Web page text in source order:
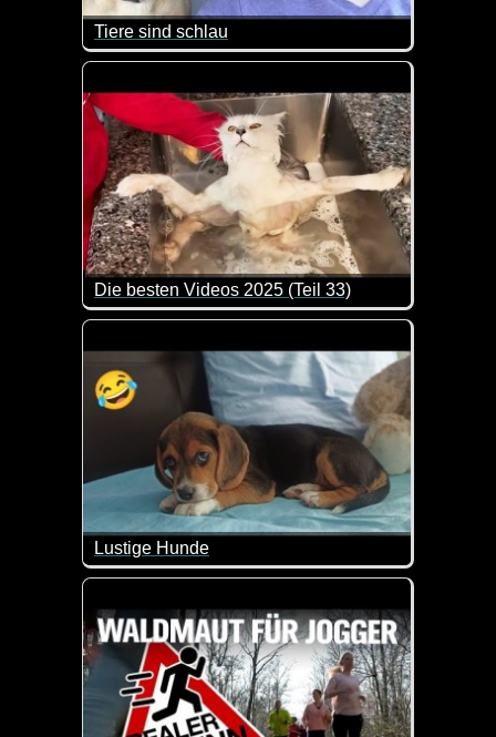
Tiere sind schlau
Diese Tiere sind sehr schlau und leisten
Die besten Videos 2025 (Teil 33)
Eine tolle Zusammenstellung von lustigen
Lustige Hunde
Hunde bringen uns immer wieder zum Lachen.